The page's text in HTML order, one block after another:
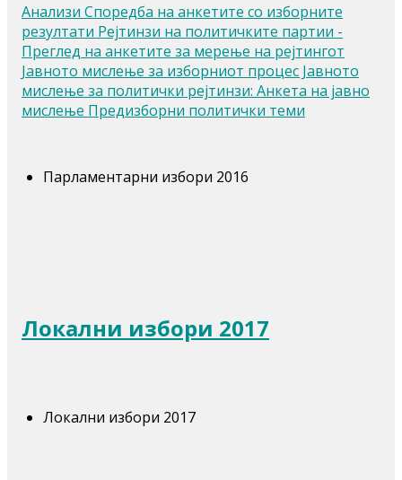
Анализи Споредба на анкетите со изборните
резултати Рејтинзи на политичките партии -
Преглед на анкетите за мерење на рејтингот
Јавното мислење за изборниот процес Јавното
мислење за политички рејтинзи: Анкета на јавно
мислење Предизборни политички теми
Парламентарни избори 2016
Локални избори 2017
Локални избори 2017